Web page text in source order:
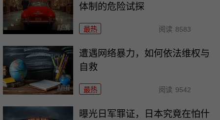
体制的危险试探
最热 阅读 8583
遭遇网络暴力，如何依法维权与
自救
最热 阅读 9542
曝光日军罪证，日本究竟在怕什